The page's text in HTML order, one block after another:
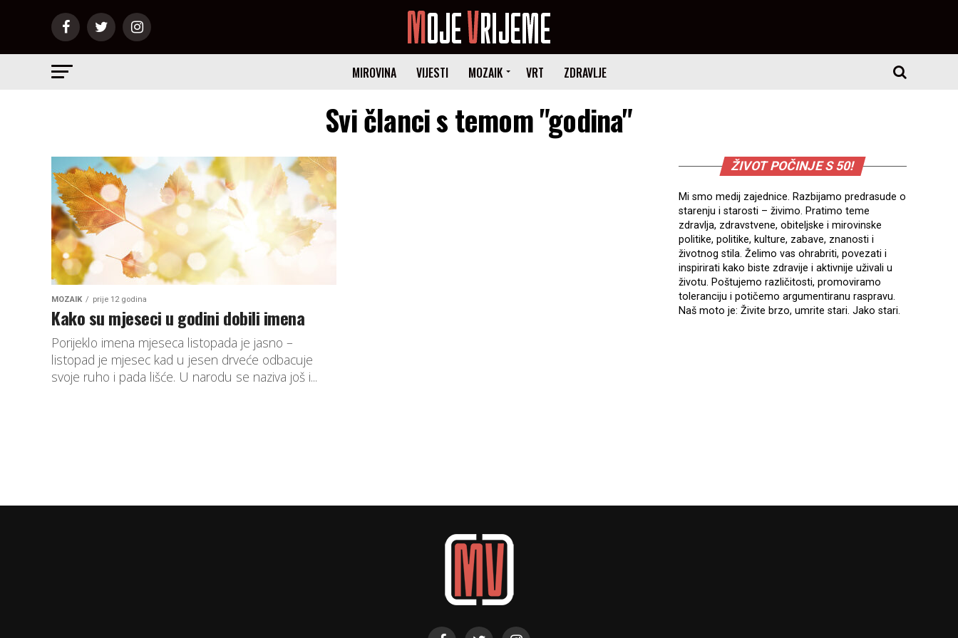
MIROVINA VIJESTI MOZAIK VRT ZDRAVLJE
Svi članci s temom "godina"
MOZAIK prije 12 godina
Kako su mjeseci u godini dobili imena
Porijeklo imena mjeseca listopada je jasno –
listopad je mjesec kad u jesen drveće odbacuje
svoje ruho i pada lišće. U narodu se naziva još i...
ŽIVOT POČINJE S 50!
Mi smo medij zajednice. Razbijamo predrasude o
starenju i starosti – živimo. Pratimo teme
zdravlja, zdravstvene, obiteljske i mirovinske
politike, politike, kulture, zabave, znanosti i
životnog stila. Želimo vas ohrabriti, povezati i
inspirirati kako biste zdravije i aktivnije uživali u
životu. Poštujemo različitosti, promoviramo
toleranciju i potičemo argumentiranu raspravu.
Naš moto je: Živite brzo, umrite stari. Jako stari.